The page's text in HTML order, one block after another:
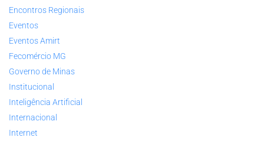
Encontros Regionais
Eventos
Eventos Amirt
Fecomércio MG
Governo de Minas
Institucional
Inteligência Artificial
Internacional
Internet